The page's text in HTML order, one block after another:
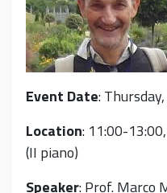
Event Date:
Location: 11:00-
(II piano)
Speaker: Prof. Marco